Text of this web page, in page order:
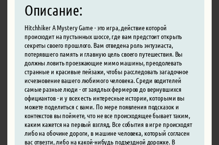
Описание:
Hitchhiker A Mystery Game - это игра, действие которой
происходит на пустынных шоссе, где вам предстоит открыть
секреты своего прошлого. Вам отведена роль энтузиаста,
потерявшего память и главную цель своего путешествия. Вы
должны ловить проезжающие мимо машины, преодолевать
странные и красивые пейзажи, чтобы расследовать загадочное
исчезновение вашего любимого человека. Среди водителей
самые разные люди - от заядлых фермеров до вернувшихся
официантов - и у всех есть интересные истории, которыми вы
можете поделиться с вами. По мере появления подсказок и
контекстов вы поймете, что не все происходящее бывает таким,
каким кажется на первый взгляд. Все события в игре происходят
либо на обочине дороги, в машине человека, который согласен
вас отвезти, либо на какой-нибудь подъездной дорожке. В